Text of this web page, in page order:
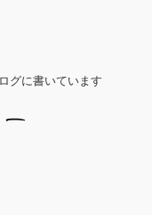
グに書いています